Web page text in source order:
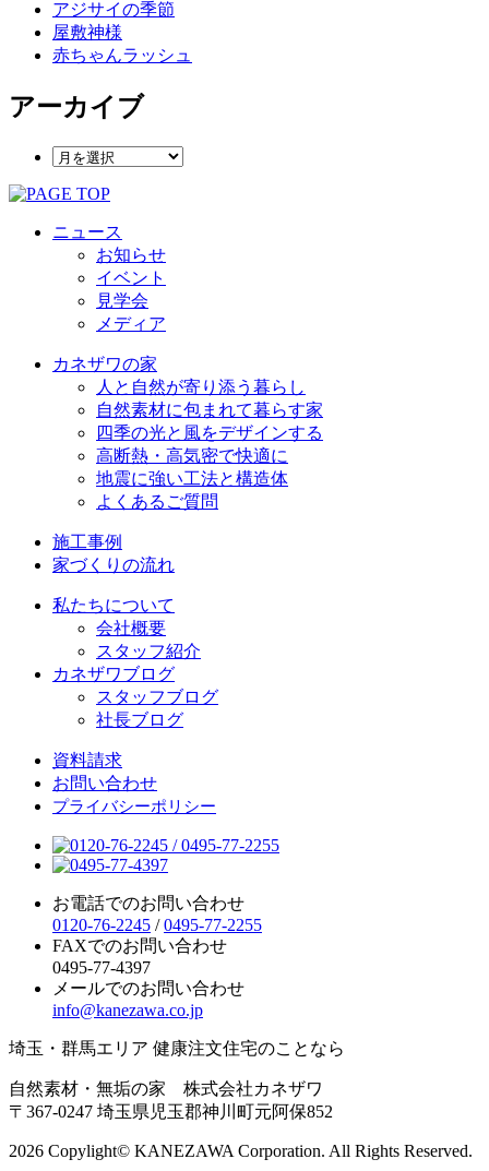
アジサイの季節
屋敷神様
赤ちゃんラッシュ
アーカイブ
ニュース
お知らせ
イベント
見学会
メディア
カネザワの家
人と自然が寄り添う暮らし
自然素材に包まれて暮らす家
四季の光と風をデザインする
高断熱・高気密で快適に
地震に強い工法と構造体
よくあるご質問
施工事例
家づくりの流れ
私たちについて
会社概要
スタッフ紹介
カネザワブログ
スタッフブログ
社長ブログ
資料請求
お問い合わせ
プライバシーポリシー
お電話でのお問い合わせ
0120-76-2245 /0495-77-2255
FAXでのお問い合わせ
0495-77-4397
メールでのお問い合わせ
info@kanezawa.co.jp
埼玉・群馬エリア 健康注文住宅のことなら
自然素材・無垢の家 株式会社カネザワ
〒367-0247 埼玉県児玉郡神川町元阿保852
2026 Copylight© KANEZAWA Corporation. All Rights Reserved.